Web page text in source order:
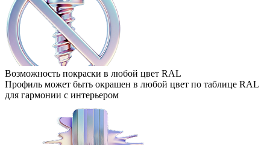
Возможность покраски в любой цвет RAL
Профиль может быть окрашен в любой цвет по таблице RAL
для гармонии с интерьером